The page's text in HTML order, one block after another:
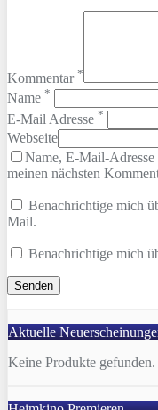
Kommentar *
Name *
E-Mail Adresse *
Webseite
Name, E-Mail-
meinen nächsten
Benachrichtige mich
Mail.
Benachrichtige mich
Aktuelle
Keine Produkte gefunden.